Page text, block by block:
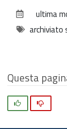
documento
ultima
archiviato
Questa